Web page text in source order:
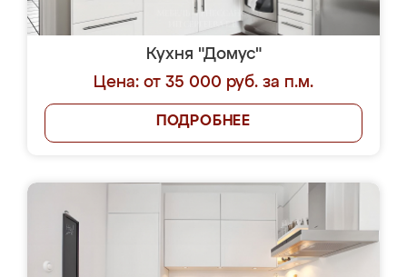
Кухня "Домус"
Цена: от 35 000 руб. за п.м.
ПОДРОБНЕЕ